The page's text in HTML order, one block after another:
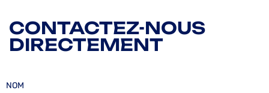
CONTACTEZ-NOUS
DIRECTEMENT
NOM